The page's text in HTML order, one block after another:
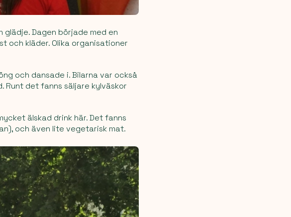
glädje. Dagen började med en
och kläder. Olika organisationer
och dansade i. Bilarna var också
det fanns säljare kylväskor
älskad drink här. Det fanns
och även lite vegetarisk mat.